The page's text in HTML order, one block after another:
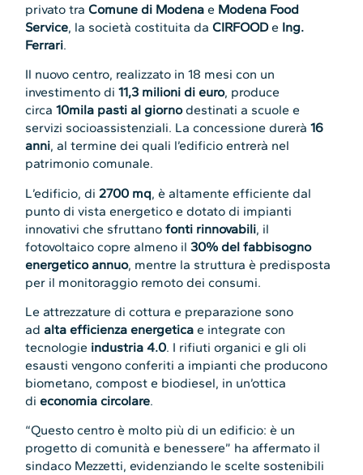
privato traComune di Modena e Modena Food
Service, la società costituita daCIRFOODe Ing.
Ferrari.
Il nuovo centro, realizzato in 18 mesi con un
investimento di11,3 milioni di euro, produce
circa10mila pasti al giornodestinati a scuole e
servizi socioassistenziali. La concessione durerà16
anni, al termine dei quali l’edificio entrerà nel
patrimonio comunale.
L’edificio, di2700 mq, è altamente efficiente dal
punto di vista energetico e dotato di impianti
innovativi che sfruttanofonti rinnovabili, il
fotovoltaico copre almeno il 30% del fabbisogno
energetico annuo, mentre la struttura è predisposta
per il monitoraggio remoto dei consumi.
Le attrezzature di cottura e preparazione sono
adalta efficienza energetica e integrate con
tecnologie industria 4.0. I rifiuti organici e gli oli
esausti vengono conferiti a impianti che producono
biometano, compost e biodiesel, in un’ottica
dieconomia circolare.
“Questo centro è molto più di un edificio: è un
progetto di comunità e benessere” ha affermato il
sindaco Mezzetti, evidenziando le scelte sostenibili